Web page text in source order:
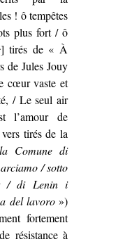
! ô tempêtes
plus fort / ô
] tirés de « À
de Jules Jouy
cœur vaste et
/ Le seul air
l’amour de
tirés de la
Comune di
/ sotto
/ di Lenin i
del lavoro»)
fortement
résistance à